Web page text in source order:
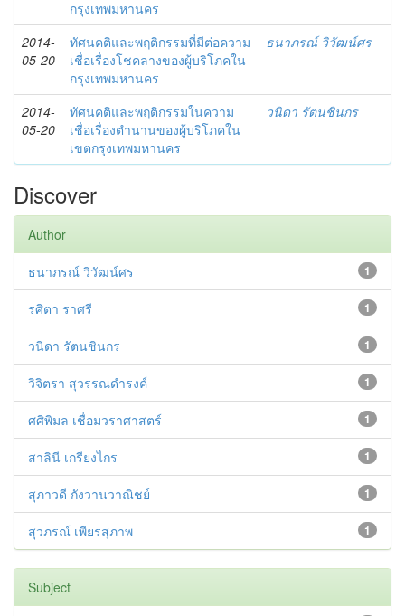
กรุงเทพมหานคร
2014-
05-20
ทัศนคติและพฤติกรรมที่มีต่อความ
เชื่อเรื่องโชคลางของผู้บริโภคใน
กรุงเทพมหานคร
ธนาภรณ์ วิวัฒน์ศร
2014-
05-20
ทัศนคติและพฤติกรรมในความ
เชื่อเรื่องตำนานของผู้บริโภคใน
เขตกรุงเทพมหานคร
วนิดา รัตนชินกร
Discover
Author
1
ธนาภรณ์ วิวัฒน์ศร
1
รศิตา ราศรี
1
วนิดา รัตนชินกร
1
วิจิตรา สุวรรณดำรงค์
1
ศศิพิมล เชื่อมวราศาสตร์
1
สาลินี เกรียงไกร
1
สุภาวดี กังวานวาณิชย์
1
สุวภรณ์ เพียรสุภาพ
Subject